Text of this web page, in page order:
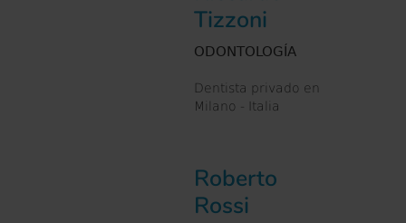
Tizzoni
ODONTOLOGÍA
Dentista privado en
Milano - Italia
Roberto
Rossi